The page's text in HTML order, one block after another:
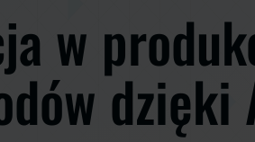
w
dzięki